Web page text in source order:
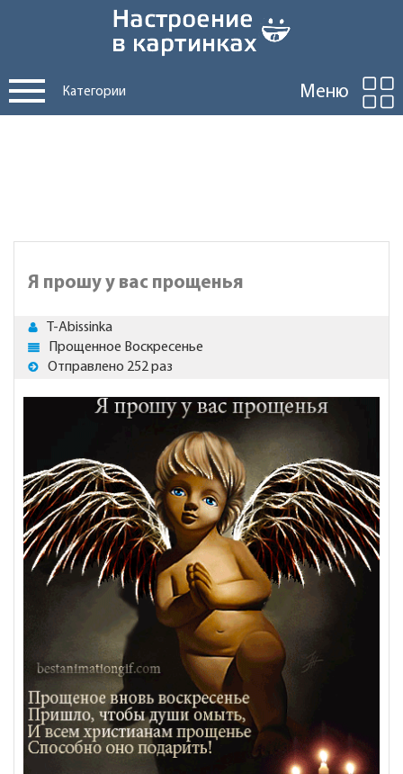
Категории Меню
Я прошу у вас прощенья
T-Abissinka
Прощенное Воскресенье
Отправлено 252 раз